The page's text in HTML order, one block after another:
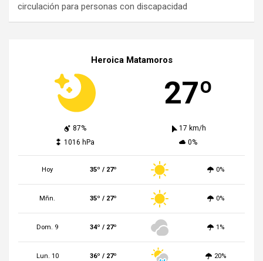
circulación para personas con discapacidad
Heroica Matamoros
27º
87%
17 km/h
1016 hPa
0%
Hoy 35º / 27º 0%
Mñn. 35º / 27º 0%
Dom. 9 34º / 27º 1%
Lun. 10 36º / 27º 20%